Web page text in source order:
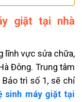
giặt tại nhà
lĩnh vực sửa chữa,
Đông. Trung tâm
trì số 1, sẽ chỉ
sinh máy giặt tại